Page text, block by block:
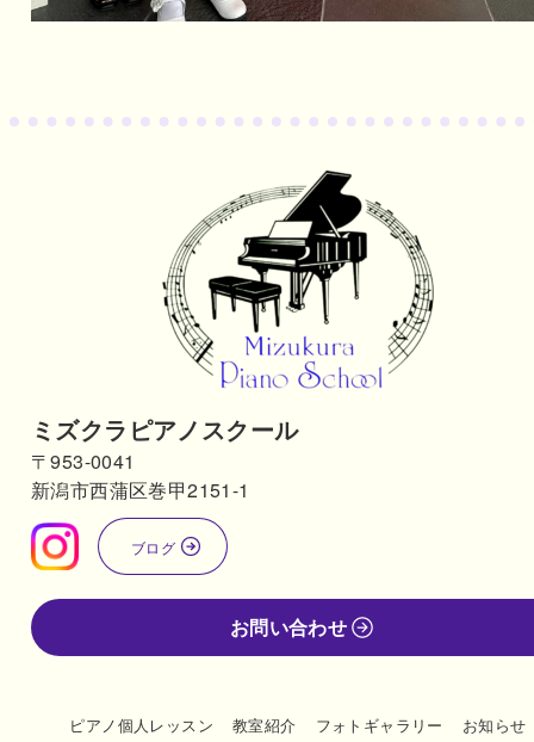
ミズクラピアノスクール
〒953-0041
新潟市西蒲区巻甲2151-1
ブログ
お問い合わせ
ピアノ個人レッスン 教室紹介 フォトギャラリー お知らせ